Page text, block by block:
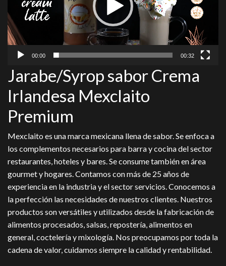
00:00 00:32
Jarabe/Syrop sabor Crema
Irlandesa Mexclaito
Premium
Mexclaito es una marca mexicana llena de sabor. Se enfoca a
los complementos necesarios para barra y cocina del sector
restaurantes, hoteles y bares. Se consume también en área
gourmet y hogares. Contamos con más de 25 años de
experiencia en la industria y el sector servicios. Conocemos a
la perfección las necesidades de nuestros clientes. Nuestros
productos son versátiles y utilizados desde la fabricación de
alimentos procesados, salsas, repostería, alimentos en
general, coctelería y mixología. Nos preocupamos por toda la
cadena de valor, cuidamos siempre la calidad y rentabilidad.